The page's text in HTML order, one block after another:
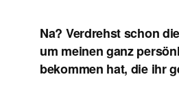
Na? Verdrehst schon
um meinen ganz
bekommen hat, die ihr